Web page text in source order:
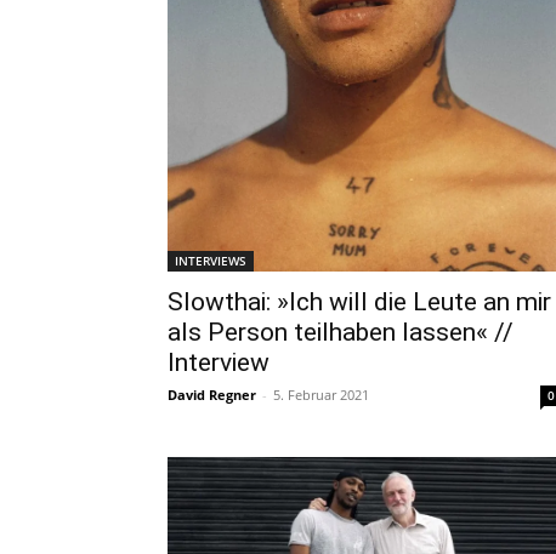
INTERVIEWS
Slowthai: »Ich will die Leute an mir
als Person teilhaben lassen« //
Interview
David Regner - 5. Februar 2021 0